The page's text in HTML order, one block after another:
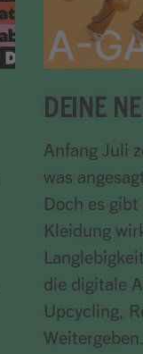
DEINE
Anfang Juli
was
Doch es
Kleidung
die digitale
Upcycling,
Weitergeben.